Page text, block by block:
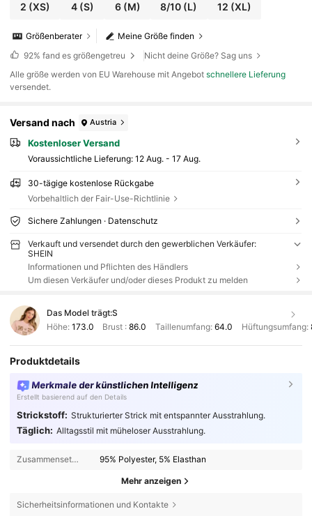
2 (XS) 4(S) 6(M) 8/10 (L) 12 (XL)
Meine Größe finden
Größenberater
92% fand es größengetreu
Nicht deine Größe? Sag uns
Alle größe werden von EU Warehouse mit Angebotschnellere Lieferung
versendet.
Versand nach Austria
Kostenloser Versand
Voraussichtliche Lieferung: 12 Aug. - 17 Aug.
30-tägige kostenlose Rückgabe
Vorbehaltlich der Fair-Use-Richtlinie
Sichere Zahlungen · Datenschutz
Verkauft und versendet durch den gewerblichen Verkäufer:
SHEIN
Informationen und Pflichten des Händlers
Um diesen Verkäufer und/oder dieses Produkt zu melden
Das Model trägt:S
Höhe: 173.0 Brust :86.0 Taillenumfang: 64.0 Hüftungsumfang:
Produktdetails
Merkmale der künstlichen Intelligenz
Erstellt basierend auf den Details
Strickstoff: Strukturierter Strick mit entspannter Ausstrahlung.
Täglich: Alltagsstil mit müheloser Ausstrahlung.
Zusammensetzung: 95% Polyester, 5% Elasthan
Mehr anzeigen
Sicherheitsinformationen und Kontakte